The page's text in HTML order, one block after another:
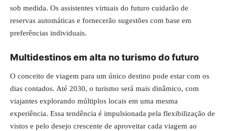
sob medida. Os assistentes virtuais do futuro cuidarão de
reservas automáticas e fornecerão sugestões com base em
preferências individuais.
Multidestinos em alta no turismo do futuro
O conceito de viagem para um único destino pode estar com os
dias contados. Até 2030, o turismo será mais dinâmico, com
viajantes explorando múltiplos locais em uma mesma
experiência. Essa tendência é impulsionada pela flexibilização de
vistos e pelo desejo crescente de aproveitar cada viagem ao